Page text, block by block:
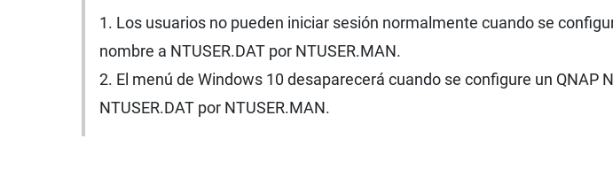
1. Los usuarios no pueden iniciar sesión normalmente cuando se
nombre a NTUSER.DAT por NTUSER.MAN.
2. El menú de Windows 10 desaparecerá cuando se configure un
NTUSER.DAT por NTUSER.MAN.